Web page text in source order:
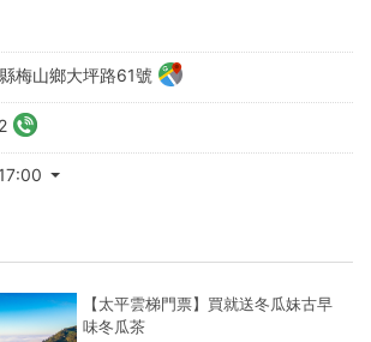
梅山鄉大坪路61號
【太平雲梯門票】買就送冬瓜妹古早
味冬瓜茶